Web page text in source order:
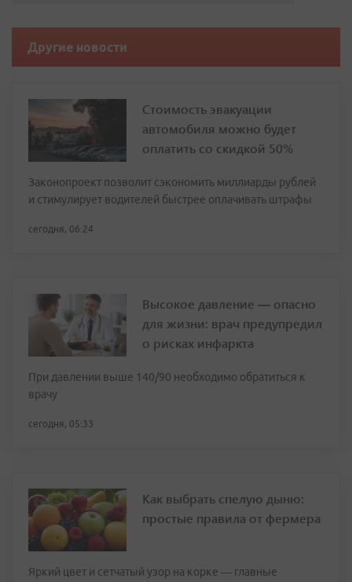
Другие новости
Стоимость эвакуации
автомобиля можно будет
оплатить со скидкой 50%
Законопроект позволит сэкономить миллиарды рублей
и стимулирует водителей быстрее оплачивать штрафы
сегодня, 06:24
Высокое давление — опасно
для жизни: врач предупредил
о рисках инфаркта
При давлении выше 140/90 необходимо обратиться к
врачу
сегодня, 05:33
Как выбрать спелую дыню:
простые правила от фермера
Яркий цвет и сетчатый узор на корке — главные